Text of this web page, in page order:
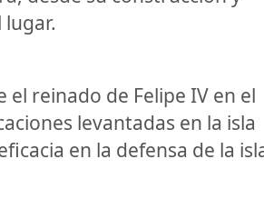
reinado de Felipe IV en el
levantadas en la isla
en la defensa de la